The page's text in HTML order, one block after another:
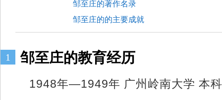
邹至庄的著作名录
邹至庄的的主要成就
1 邹至庄的教育经历
1948年—1949年 广州岭南大学